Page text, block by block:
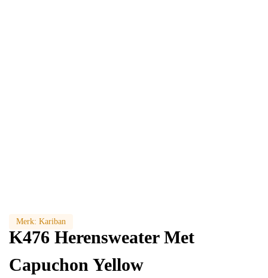
Merk: Kariban
K476 Herensweater Met
Capuchon Yellow